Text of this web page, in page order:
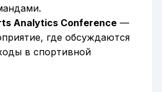
Analytics Conference—
где обсуждаются
в спортивной